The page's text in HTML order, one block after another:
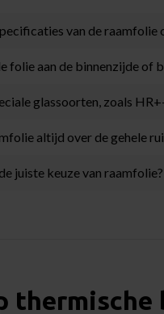
van de
folie aan de binnenzijde
glassoorten, zoals
altijd over de gehele
juiste keuze van